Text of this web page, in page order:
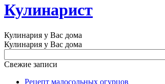
Кулинарист
Кулинария у Вас дома
Кулинария у Вас дома
Свежие записи
Рецепт малосольных огурцов